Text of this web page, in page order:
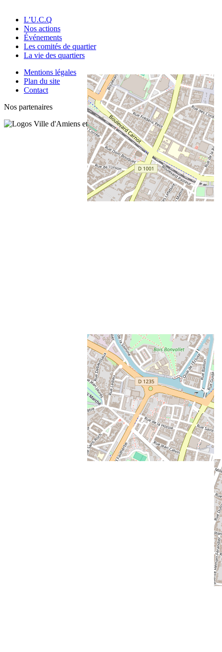
L’U.C.Q
Nos actions
Événements
Les comités de quartier
La vie des quartiers
Mentions légales
Plan du site
Contact
Nos partenaires